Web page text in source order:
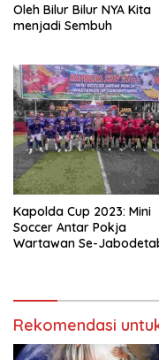
Oleh Bilur Bilur NYA Kita
menjadi Sembuh
Kapolda Cup 2023: Mini
Soccer Antar Pokja
Wartawan Se-
Rekomendasi